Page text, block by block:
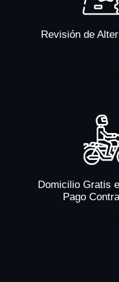
Revisión de
Domicilio Gratis
Pago